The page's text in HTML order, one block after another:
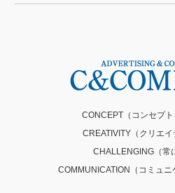
CONCEPT（コンセプト
CREATIVITY（クリエイ
CHALLENGING（常
COMMUNICATION（コミュニ